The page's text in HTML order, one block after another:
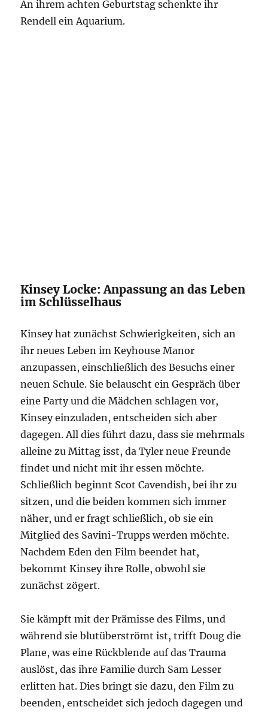
An ihrem achten Geburtstag schenkte ihr
Rendell ein Aquarium.
Kinsey Locke: Anpassung an das Leben
im Schlüsselhaus
Kinsey hat zunächst Schwierigkeiten, sich an
ihr neues Leben im Keyhouse Manor
anzupassen, einschließlich des Besuchs einer
neuen Schule. Sie belauscht ein Gespräch über
eine Party und die Mädchen schlagen vor,
Kinsey einzuladen, entscheiden sich aber
dagegen. All dies führt dazu, dass sie mehrmals
alleine zu Mittag isst, da Tyler neue Freunde
findet und nicht mit ihr essen möchte.
Schließlich beginnt Scot Cavendish, bei ihr zu
sitzen, und die beiden kommen sich immer
näher, und er fragt schließlich, ob sie ein
Mitglied des Savini-Trupps werden möchte.
Nachdem Eden den Film beendet hat,
bekommt Kinsey ihre Rolle, obwohl sie
zunächst zögert.
Sie kämpft mit der Prämisse des Films, und
während sie blutüberströmt ist, trifft Doug die
Plane, was eine Rückblende auf das Trauma
auslöst, das ihre Familie durch Sam Lesser
erlitten hat. Dies bringt sie dazu, den Film zu
beenden, entscheidet sich jedoch dagegen und